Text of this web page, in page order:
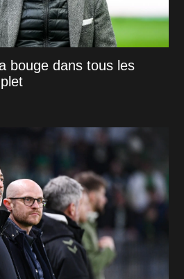
bouge dans tous les